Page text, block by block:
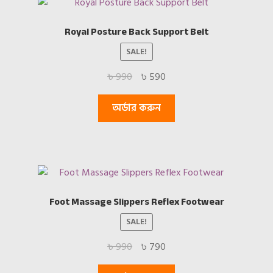
Royal Posture Back Support Belt
SALE!
৳990 Original
price
was:
৳ 990.
৳ 590Current
price
৳ 590.
অর্ডার করুন
Foot Massage Slippers Reflex Footwear
SALE!
৳990 Original
price
৳ 790Current
price